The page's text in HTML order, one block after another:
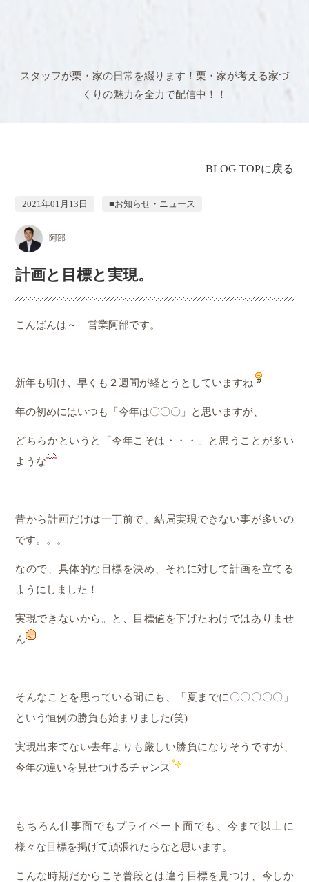
スタッフが栗・家の日常を綴ります！ 栗・家が考える家づ
くりの魅力を全力で配信中！！
BLOG TOPに戻る
2021年01月13日 ■お知らせ・ニュース
阿部
計画と目標と実現。
こんばんは～ 営業阿部です。
新年も明け、早くも２週間が経とうとしていますね
年の初めにはいつも「今年は〇〇〇」と思いますが、
どちらかというと「今年こそは・・・」と思うことが多い
ような
昔から計画だけは一丁前で、結局実現できない事が多いの
です。。。
なので、具体的な目標を決め、それに対して計画を立てる
ようにしました！
実現できないから。と、目標値を下げたわけではありませ
ん
そんなことを思っている間にも、「夏までに〇〇〇〇〇」
という恒例の勝負も始まりました(笑)
実現出来てない去年よりも厳しい勝負になりそうですが、
今年の違いを見せつけるチャンス
もちろん仕事面でもプライベート面でも、今まで以上に
様々な目標を掲げて頑張れたらなと思います。
こんな時期だからこそ普段とは違う目標を見つけ、今しか